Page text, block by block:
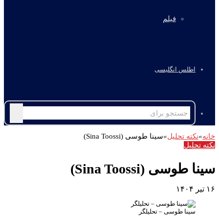
فیلم
اطلس انگلیسی
برای
خانه»نکته تحلیل»سینا طوسی (Sina Toossi)
نکته تحلیل
سینا طوسی (Sina Toossi)
۱۶ تیر ۱۴۰۴
سینا طوسی – تحلیلگر